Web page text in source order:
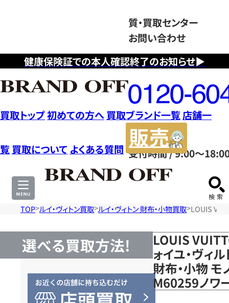
健康保険証での本人確認終了のお知らせ▶
質・買取センター
お問い合わせ
フ
リ
ー
ダ
イ
ヤ
ル
0120604117
受付時間 / 9:00～
買取トップ初めての方へ 買取ブランド一覧店舗一
覧 買取について よくある質問
サ
TOP ルイ・ヴィトン買取 ルイ・ヴィトン 財布・小物買取 LOUIS
選べる買取方法!
LOUIS
ォイユ・ヴィ
財布・小物 モ
M60259ノワ